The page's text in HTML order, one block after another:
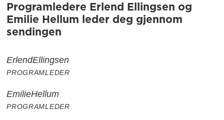
Programledere Erlend Ellingsen og
Emilie Hellum leder deg gjennom
sendingen
ErlendEllingsen
PROGRAMLEDER
EmilieHellum
PROGRAMLEDER